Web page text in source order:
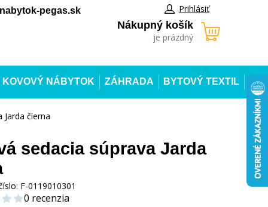
pegas.sk Prihlásiť
Nákupný košík
je prázdný
KOVOVÝ NÁBYTOK ZÁHRADA BYTOVÝ TEXTIL
Jarda čierna
sedacia súprava Jarda
F-0119010301
0 recenzia